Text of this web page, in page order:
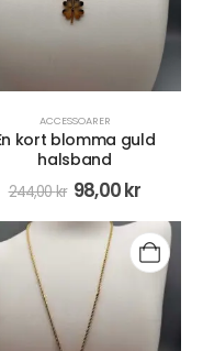
ACCESSOARER
kort blomma guld
halsband
244,00kr 98,00kr